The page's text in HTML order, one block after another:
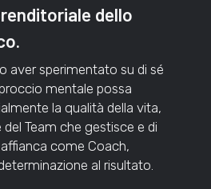
dello
aver sperimentato su di sé
mentale possa
la qualità della vita,
Team che gestisce e di
come Coach,
al risultato.